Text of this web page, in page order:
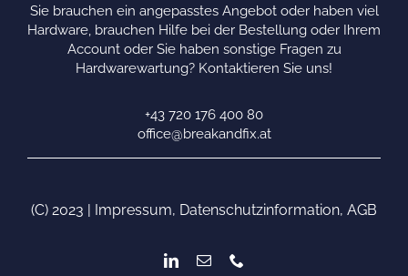
Sie brauchen ein angepasstes Angebot oder haben viel
Hardware, brauchen Hilfe bei der Bestellung oder Ihrem
Account oder Sie haben sonstige Fragen zu
Hardwarewartung? Kontaktieren Sie uns!
+43 720 176 400 80
office@breakandfix.at
(C) 2023 | Impressum, Datenschutzinformation, AGB